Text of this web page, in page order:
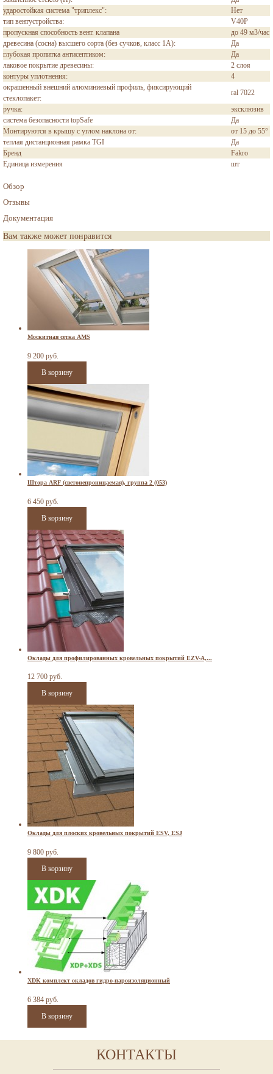
ударостойкая система "триплекс":
Нет
тип вентустройства:
V40P
пропускная способность вент. клапана
до 49 м3/час
древесина (сосна) высшего сорта (без сучков, класс 1А):
Да
глубокая пропитка антисептиком:
Да
лаковое покрытие древесины:
2 слоя
контуры уплотнения:
4
окрашенный внешний алюминиевый профиль, фиксирующий
стеклопакет:
ral 7022
ручка:
эксклюзив
система безопасности topSafe
Да
Монтируются в крышу с углом наклона от:
от 15 до 55°
теплая дистанционная рамка TGI
Да
Бренд
Fakro
Единица измерения
шт
Обзор
Отзывы
Документация
Вам также может понравится
Москитная сетка AMS
9 200 руб.
Штора ARF (светонепроницаемая), группа 2 (053)
6 450 руб.
Оклады для профилированных кровельных покрытий EZV-A,...
12 700 руб.
Оклады для плоских кровельных покрытий ESV, ESJ
9 800 руб.
XDK комплект окладов гидро-пароизоляционный
6 384 руб.
КОНТАКТЫ